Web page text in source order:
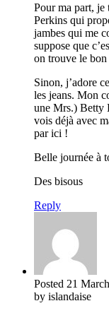
Pour ma part, je
Perkins qui
jambes qui me
suppose que
on trouve le
Sinon, j’adore
les jeans. Mon
une Mrs.) Betty
vois déjà avec
par ici !
Belle journée à
Des bisous
Reply
Posted 21
by islandaise